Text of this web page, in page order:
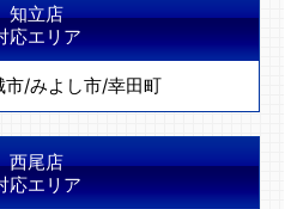
知立店
応エリア
市/みよし市/幸田町
西尾店
応エリア